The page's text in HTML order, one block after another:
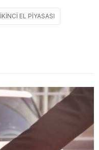
IKINCI EL PIYASASI